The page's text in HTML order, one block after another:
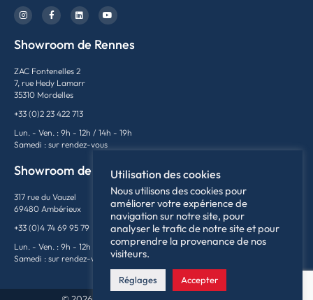
Showroom de Rennes
ZAC Fontenelles 2
7, rue Hedy Lamarr
35310 Mordelles
+33 (0)2 23 422 713
Lun. - Ven. : 9h - 12h / 14h - 19h
Samedi : sur rendez-vous
Showroom de Lyon
317 rue du Vauzel
69480 Ambérieux
+33 (0)4 74 69 95 79
Lun. - Ven. : 9h - 12h / 14h - 18h
Samedi : sur rendez-vous
Utilisation des cookies
Nous utilisons des cookies pour
améliorer votre expérience de
navigation sur notre site, pour
analyser le trafic de notre site et pour
comprendre la provenance de nos
visiteurs.
Réglages Accepter